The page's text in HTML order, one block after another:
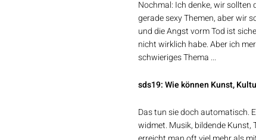
Nochmal: Ich denke, wir sollten
gerade sexy Themen, aber wir
und die Angst vorm Tod ist
nicht wirklich habe. Aber ich
schwieriges Thema ...
sds19: Wie können Kunst,
Das tun sie doch automatisch.
widmet. Musik, bildende